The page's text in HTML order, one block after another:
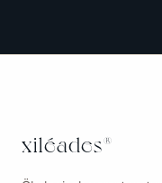
xiléades ®